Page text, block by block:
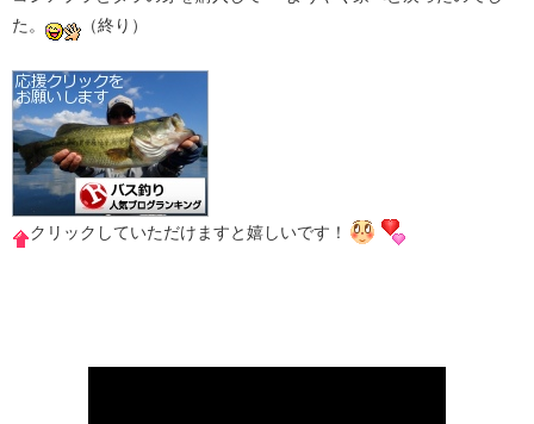
た。
（終り）
クリックしていただけますと嬉しいです！